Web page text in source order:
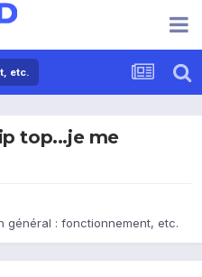
etc.
top...je me
général : fonctionnement, etc.